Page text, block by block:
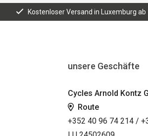
Kostenloser Versand in Luxemburg ab
unsere Geschäfte
Cycles Arnold Kontz
Route
+352 40 96 74 214 /